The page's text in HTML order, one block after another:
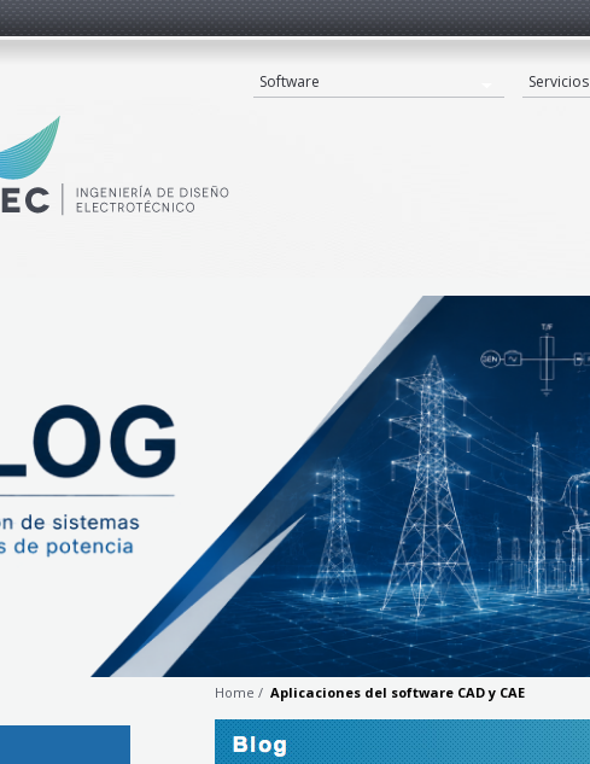
Software Servicios
Home Aplicaciones del software CAD y CAE